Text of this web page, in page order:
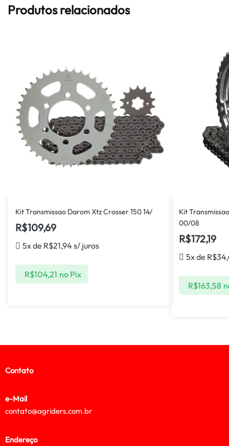
Produtos relacionados
Kit Transmissao Darom Xtz Crosser 150 14/
R$109,69
5x de R$21,94 s/ juros
R$104,21 no Pix
Kit
00/08
R$172,19
5x de R$
R$163,58
Contato
e-Mail
contato@agriders.com.br
Endereço